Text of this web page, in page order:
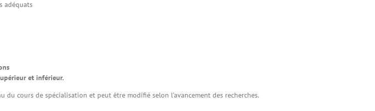
adéquats
et inférieur.
du cours de spécialisation et peut être modifié selon l’avancement des recherches.